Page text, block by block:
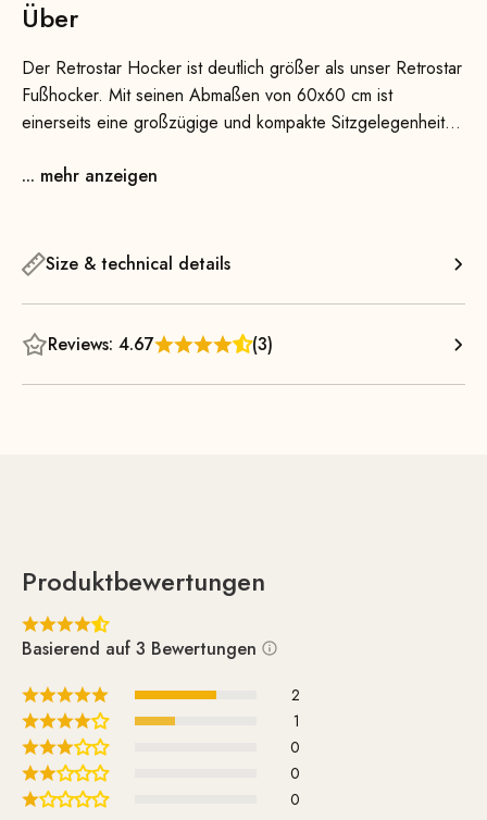
Über
Der Retrostar Hocker ist deutlich größer als unser Retrostar
Fußhocker. Mit seinen Abmaßen von 60x60 cm ist
einerseits eine großzügige und kompakte Sitzgelegenheit
oder 4er Sofa. Optional bieten wir noch eine praktische
wesentlichen Merkmale unseres Retrostar Hockers. Die
schönen Holzbeine aus massivem Holz werden in
... mehr anzeigen
Size & technical details
Reviews: 4.67 (3)
Produktbewertungen
Basierend auf 3 Bewertungen
2
1
0
0
0